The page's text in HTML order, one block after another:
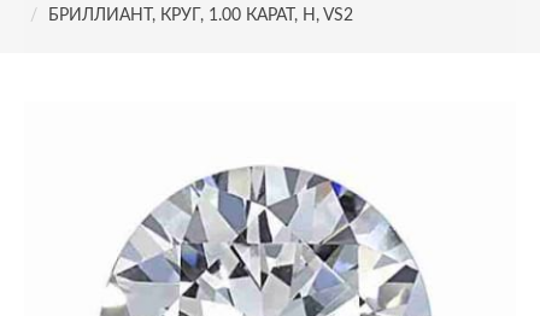
БРИЛЛИАНТ, КРУГ, 1.00 КАРАТ, H, VS2